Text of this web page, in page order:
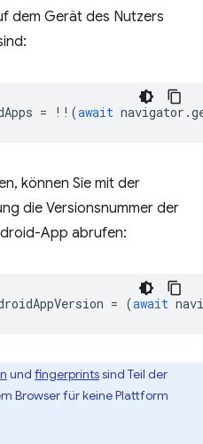
dem Gerät des Nutzers
= !! (await navigator .
können Sie mit der
die Versionsnummer der
App abrufen:
= (await
und fingerprintssind Teil der
Browser für keine Plattform